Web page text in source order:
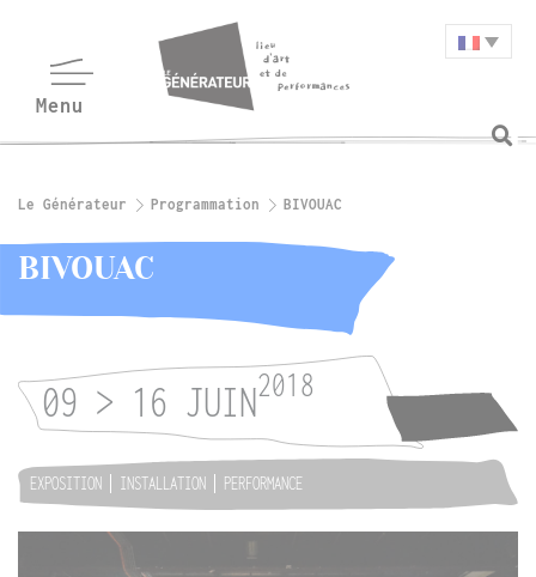
Le Générateur Programmation BIVOUAC
BIVOUAC
09 > 16 JUIN2018
EXPOSITION INSTALLATION PERFORMANCE